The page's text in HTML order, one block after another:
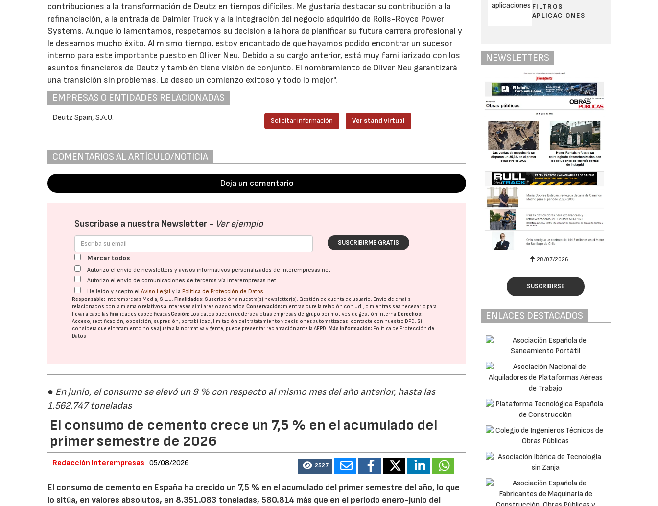
contribuciones a la transformación de Deutz en tiempos difíciles. Me gustaría destacar su contribución a la
refinanciación, a la entrada de Daimler Truck y a la integración del negocio adquirido de Rolls-Royce Power
Systems. Aunque lo lamentamos, respetamos su decisión a la hora de planificar su futura carrera profesional y
le deseamos mucho éxito. Al mismo tiempo, estoy encantado de que hayamos podido encontrar un sucesor
interno para este importante puesto en Oliver Neu. Debido a su cargo anterior, está muy familiarizado con los
asuntos financieros de Deutz y también tiene visión de conjunto. El nombramiento de Oliver Neu garantizará
una transición sin problemas. Le deseo un comienzo exitoso y todo lo mejor".
EMPRESAS O ENTIDADES RELACIONADAS
Deutz Spain, S.A.U. Solicitar información Ver stand virtual
COMENTARIOS AL ARTÍCULO/NOTICIA
Deja un comentario
Suscríbase a nuestra Newsletter - Ver ejemplo
SUSCRIBIRME GRATIS
Marcar todos
Autorizo el envío de newsletters y avisos informativos personalizados de interempresas.net
Autorizo el envío de comunicaciones de terceros vía interempresas.net
He leído y acepto elAviso Legal y la Política de Protección de Datos
Responsable: Interempresas Media, S.L.U.Finalidades: Suscripción a nuestra(s) newsletter(s). Gestión de cuenta de usuario. Envío de emails
relacionados con la misma o relativos a intereses similares o asociados.Conservación: mientras dure la relación con Ud., o mientras sea necesario para
llevar a cabo las finalidades especificadasCesión: Los datos pueden cederse a otras empresas del grupo por motivos de gestión interna.Derechos:
Acceso, rectificación, oposición, supresión, portabilidad, limitación del tratatamiento y decisiones automatizadas: contacte con nuestro DPD. Si
considera que el tratamiento no se ajusta a la normativa vigente, puede presentar reclamación ante laAEPD.Más información: Política de Protección de
Datos
● En junio, el consumo se elevó un 9 % con respecto al mismo mes del año anterior, hasta las
1.562.747 toneladas
El consumo de cemento crece un 7,5 % en el acumulado del
primer semestre de 2026
Redacción Interempresas 05/08/2026 2527
El consumo de cemento en España ha crecido un 7,5 % en el acumulado del primer semestre del año, lo que
lo sitúa, en valores absolutos, en 8.351.083 toneladas, 580.814 más que en el periodo enero-junio del
FILTROS
APLICACIONES
NEWSLETTERS
28/07/2026
SUSCRIBIRSE
ENLACES DESTACADOS